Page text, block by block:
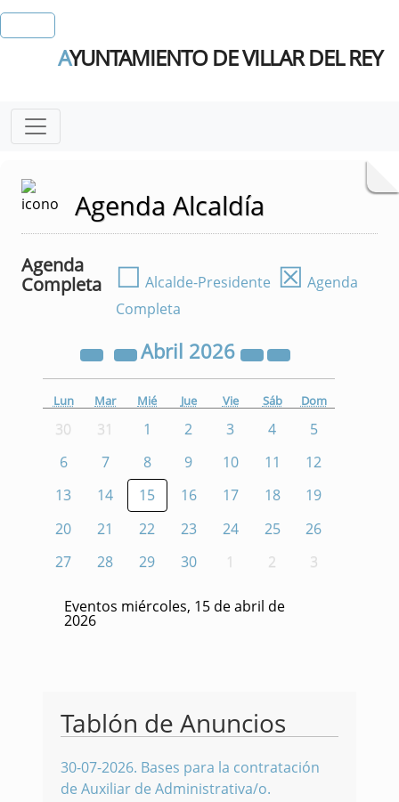
AYUNTAMIENTO DE VILLAR DEL REY
Agenda Alcaldía
Agenda
Completa
☐ Alcalde-Presidente ☒ Agenda
Completa
Abril 2026
Lun Mar Mié Jue Vie Sáb Dom
30 31 1 2 3 4
5
6
7 8 9 10 11
12
13
14 15 16 17 18
19
20
21 22 23 24 25
26
27
28 29 30 1 2 3
Eventos miércoles, 15 de abril de
2026
Tablón de Anuncios
30-07-2026. Bases para la contratación
de Auxiliar de Administrativa/o.